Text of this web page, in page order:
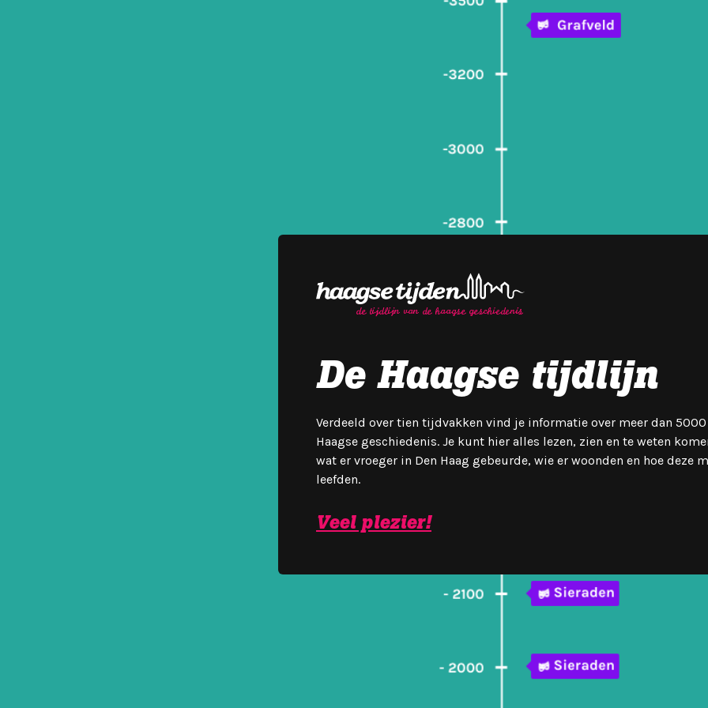
De Haagse tijdlijn
Verdeeld over tien tijdvakken vind je informatie over meer dan
Haagse geschiedenis. Je kunt hier alles lezen, zien en te weten
wat er vroeger in Den Haag gebeurde, wie er woonden en hoe deze
leefden.
Veel plezier!